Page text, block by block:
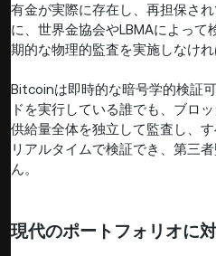
有金が実際に存在し、再担保さ
に、世界金協会やLBMAによって
期的な物理的監査を実施しなけれ
Bitcoinは即時的な暗号学的検証
ドを実行している誰でも、ブロ
供給量全体を独立して監査し、
リアルタイムで検証でき、第三
ん。
現代のポートフォリオに